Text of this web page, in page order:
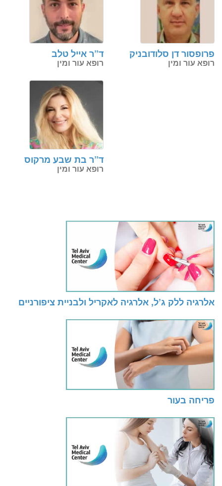
ד”ר אייל טלב
רופא עור ומין
פרופסור דן סלודובניק
רופא עור ומין
ד”ר בת שבע מרקוס
רופא עור ומין
אלרגיה ללק ג’ל, אלרגיה לאקריל ולבניית ציפורניים
פריחה בעור